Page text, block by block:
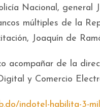
Nacional, general
múltiples de la
Joaquín de
acompañar de la
y Comercio
indotel-habilita-3-